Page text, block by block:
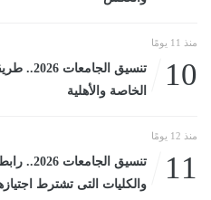
منذ 11 يومًا
10
تنسيق
الخاصة والأهلية
منذ 12 يومًا
11
تنسيق
والكليات التى تشترط